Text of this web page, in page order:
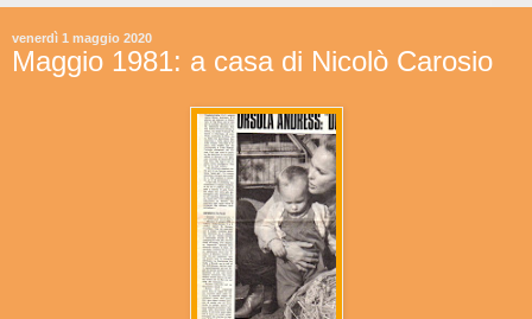
venerdì 1 maggio 2020
Maggio 1981: a casa di Nicolò Carosio